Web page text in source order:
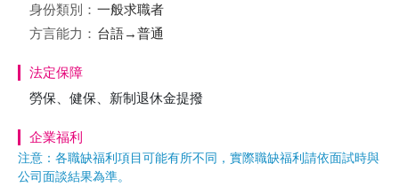
身份類別： 一般求職者
方言能力： 台語→普通
法定保障
勞保、健保、新制退休金提撥
企業福利
注意：各職缺福利項目可能有所不同，實際職缺福利請依面試時與
公司面談結果為準。